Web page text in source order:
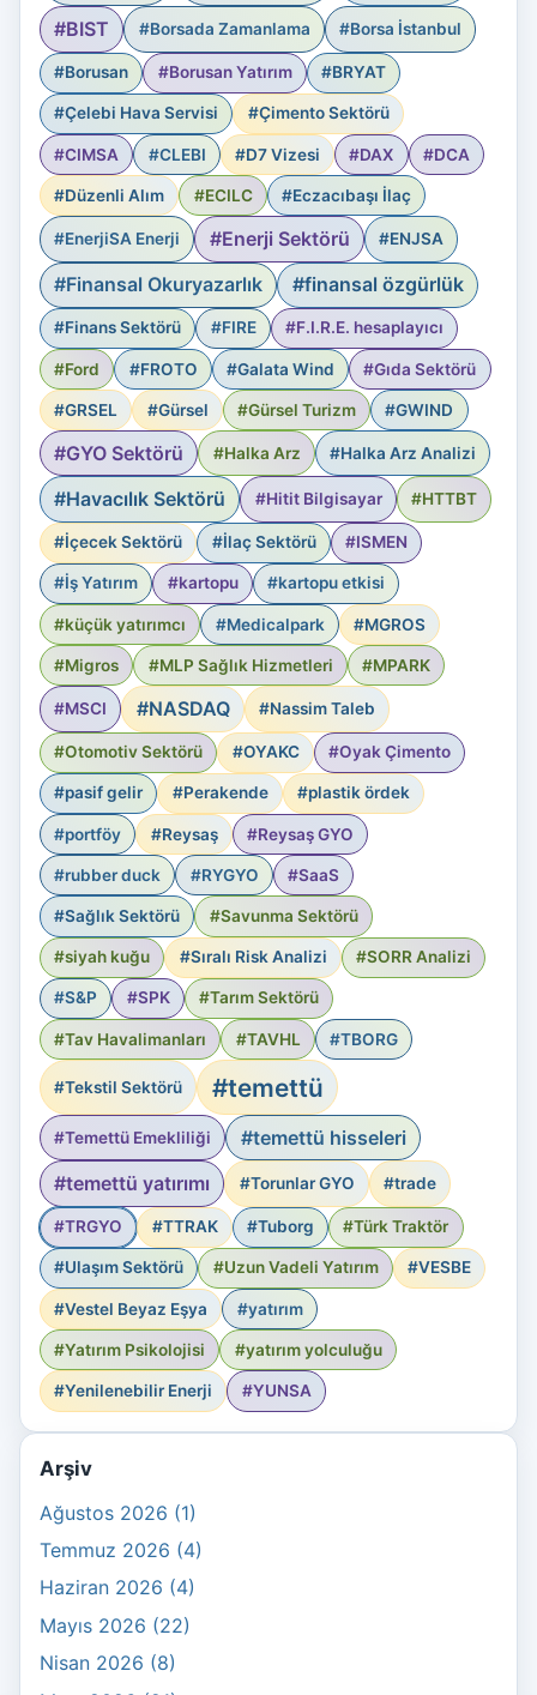
#BIST #Borsada Zamanlama #Borsa İstanbul
#Borusan #Borusan Yatırım #BRYAT
#Çelebi Hava Servisi #Çimento Sektörü
#CIMSA #CLEBI #D7 Vizesi #DAX #DCA
#Düzenli Alım #ECILC #Eczacıbaşı İlaç
#EnerjiSA Enerji #Enerji Sektörü #ENJSA
#Finansal Okuryazarlık #finansal özgürlük
#Finans Sektörü #FIRE #F.I.R.E. hesaplayıcı
#Ford #FROTO #Galata Wind #Gıda Sektörü
#GRSEL #Gürsel #Gürsel Turizm #GWIND
#GYO Sektörü #Halka Arz #Halka Arz Analizi
#Havacılık Sektörü #Hitit Bilgisayar #HTTBT
#İçecek Sektörü #İlaç Sektörü #ISMEN
#İş Yatırım #kartopu #kartopu etkisi
#küçük yatırımcı #Medicalpark #MGROS
#Migros #MLP Sağlık Hizmetleri #MPARK
#MSCI #NASDAQ #Nassim Taleb
#Otomotiv Sektörü #OYAKC #Oyak Çimento
#pasif gelir #Perakende #plastik ördek
#portföy #Reysaş #Reysaş GYO
#rubber duck #RYGYO #SaaS
#Sağlık Sektörü #Savunma Sektörü
#siyah kuğu #Sıralı Risk Analizi #SORR Analizi
#S&P #SPK #Tarım Sektörü
#Tav Havalimanları #TAVHL #TBORG
#Tekstil Sektörü #temettü
#Temettü Emekliliği
#temettü hisseleri
#temettü yatırımı
#Torunlar GYO #trade
#TRGYO #TTRAK #Tuborg #Türk Traktör
#Ulaşım Sektörü #Uzun Vadeli Yatırım #VESBE
#Vestel Beyaz Eşya #yatırım
#Yatırım Psikolojisi #yatırım yolculuğu
#Yenilenebilir Enerji #YUNSA
Arşiv
Ağustos 2026 (1)
Temmuz 2026 (4)
Haziran 2026 (4)
Mayıs 2026 (22)
Nisan 2026 (8)